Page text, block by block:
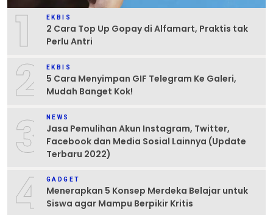
1 EKBIS
2 Cara Top Up Gopay di Alfamart, Praktis tak
Perlu Antri
2 EKBIS
5 Cara Menyimpan GIF Telegram Ke Galeri,
Mudah Banget Kok!
3 NEWS
Jasa Pemulihan Akun Instagram, Twitter,
Facebook dan Media Sosial Lainnya (Update
Terbaru 2022)
4 GADGET
Menerapkan 5 Konsep Merdeka Belajar untuk
Siswa agar Mampu Berpikir Kritis